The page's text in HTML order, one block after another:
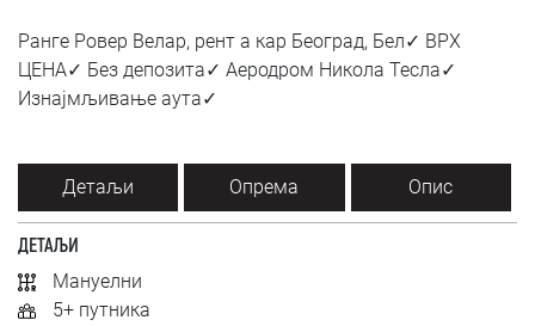
Блог
Контакт
SRPSKI
СРПСКИ
ENGLISH
Ранге Ровер Велар, рент а кар Београд, Бел✓ ВРХ
ЦЕНА✓ Без депозита✓ Аеродром Никола Тесла✓
Изнајмљивање аута✓
Детаљи Опрема Опис
ДЕТАЉИ
Мануелни
5+ путника